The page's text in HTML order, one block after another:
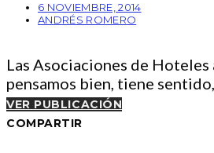
6 NOVIEMBRE, 2014
ANDRÉS ROMERO
Las Asociaciones de
pensamos bien, tiene
VER PUBLICACIÓN
COMPARTIR